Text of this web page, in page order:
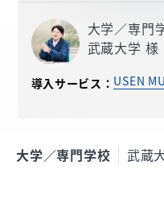
大学／専門
武蔵大学 様
導入サービス： USEN
大学／専門学校 武蔵